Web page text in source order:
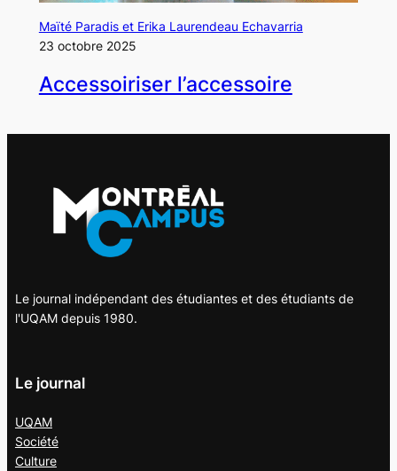
Maïté Paradis et Erika Laurendeau Echavarria
23 octobre 2025
Accessoiriser l’accessoire
Le journal indépendant des étudiantes et des étudiants de
l'UQAM depuis 1980.
Le journal
UQAM
Société
Culture